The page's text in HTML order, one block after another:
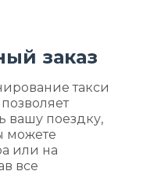
заказ
такси
вашу поездку,
можете
или на
все